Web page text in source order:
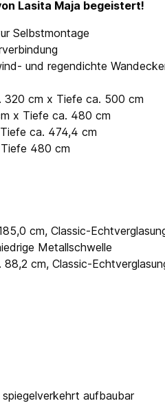
Lasita Maja begeistert!
Selbstmontage
und regendichte
320 cm x Tiefe ca. 500 cm
x Tiefe ca. 480 cm
ca. 474,4 cm
480 cm
cm, Classic-
Metallschwelle
cm, Classic-
aufbaubar